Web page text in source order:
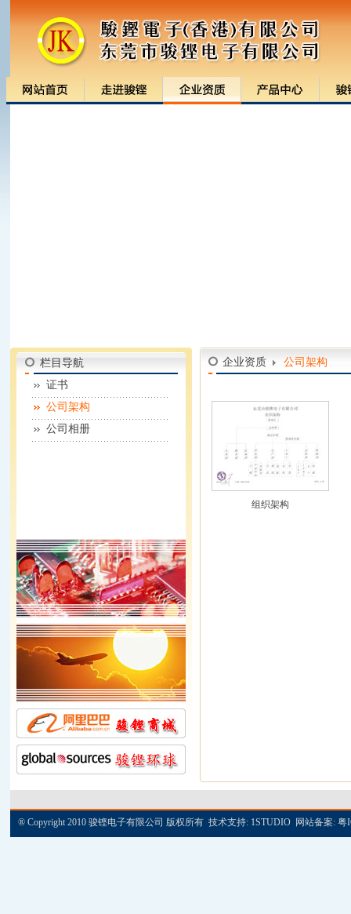
栏目导航
证书
公司架构
公司相册
企业资质 公司架构
组织架构
® Copyright 2010 骏铿电子有限公司 版权所有 技术支持: 1STUDIO网站备案: 粤